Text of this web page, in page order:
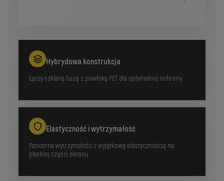
Hybrydowa konstrukcja
Łączy szklaną bazę z powłoką PET dla optymalnej ochrony
Elastyczność i wytrzymałość
Pancerna wytrzymałość z wyjątkową elastycznością na
płaskiej części ekranu